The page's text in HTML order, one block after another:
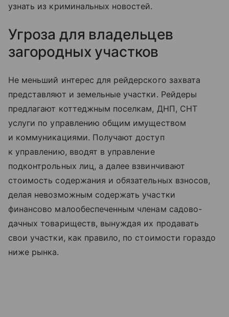
узнать из криминальных новостей.
Угроза для владельцев
загородных участков
Не меньший интерес для рейдерского захвата
представляют и земельные участки. Рейдеры
предлагают коттеджным поселкам, ДНП, СНТ
услуги по управлению общим имуществом
и коммуникациями. Получают доступ
к управлению, вводят в управление
подконтрольных лиц, а далее взвинчивают
стоимость содержания и обязательных взносов,
делая невозможным содержать участки
финансово малообеспеченным членам садово-
дачных товариществ, вынуждая их продавать
свои участки, как правило, по стоимости гораздо
ниже рынка.